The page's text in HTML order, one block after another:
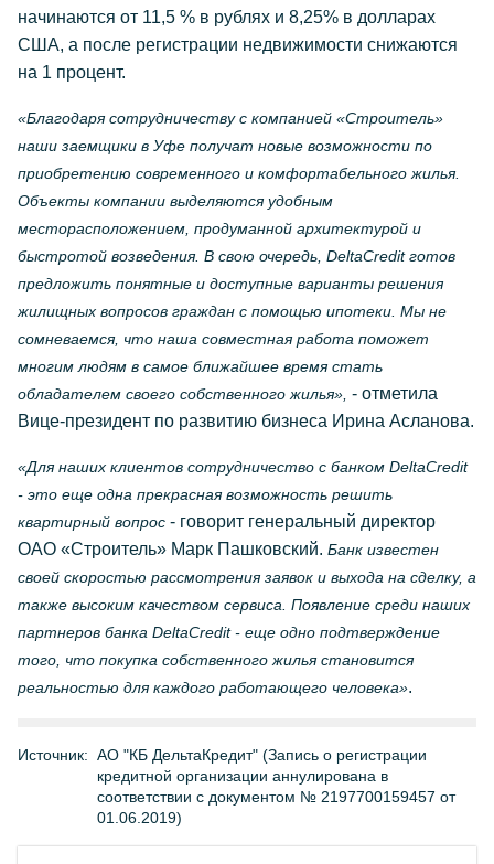
начинаются от 11,5 % в рублях и 8,25% в долларах
США, а после регистрации недвижимости снижаются
на 1 процент.
«Благодаря сотрудничеству с компанией «Строитель»
наши заемщики в Уфе получат новые возможности по
приобретению современного и комфортабельного жилья.
Объекты компании выделяются удобным
месторасположением, продуманной архитектурой и
быстротой возведения. В свою очередь, DeltaCredit готов
предложить понятные и доступные варианты решения
жилищных вопросов граждан с помощью ипотеки. Мы не
сомневаемся, что наша совместная работа поможет
многим людям в самое ближайшее время стать
обладателем своего собственного жилья», - отметила
Вице-президент по развитию бизнеса Ирина Асланова.
«Для наших клиентов сотрудничество с банком DeltaCredit
- это еще одна прекрасная возможность решить
квартирный вопрос - говорит генеральный директор
ОАО «Строитель» Марк Пашковский. Банк известен
своей скоростью рассмотрения заявок и выхода на сделку, а
также высоким качеством сервиса. Появление среди наших
партнеров банка DeltaCredit - еще одно подтверждение
того, что покупка собственного жилья становится
реальностью для каждого работающего человека».
Источник: АО "КБ ДельтаКредит" (Запись о регистрации
кредитной организации аннулирована в
соответствии с документом № 2197700159457 от
01.06.2019)